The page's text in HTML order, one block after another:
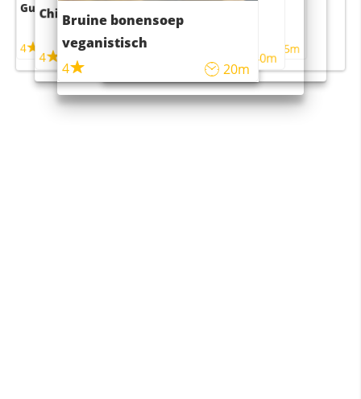
Guacamole
4
Chili con carne
4 45m
Bruine bonensoep
veganistisch
4
20m
Sushi rijstsalade
maaltijdsalade
40m
4 55m